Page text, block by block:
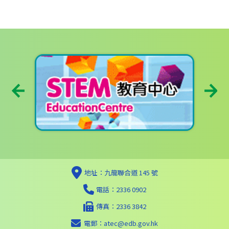
地址：九龍聯合道 145 號
電話：2336 0902
傳真：2336 3842
電郵： atec@edb.gov.hk